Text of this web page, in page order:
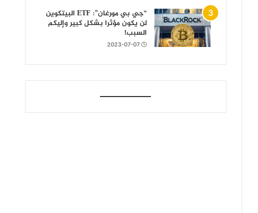
“جي بي مورغان”: ETF البيتكوين
لن يكون مؤثرا بشكل كبير وإليكم
السبب!
2023-07-07